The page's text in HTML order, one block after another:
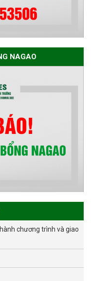
NAGAO
chương trình và giao